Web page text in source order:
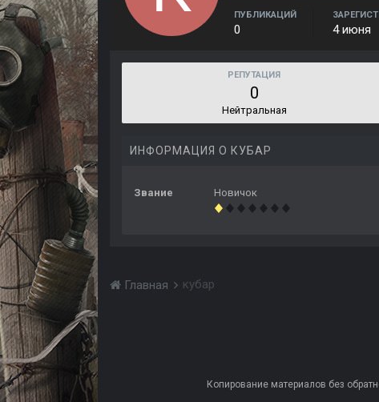
ПУБЛИКАЦИЙ
0 4 июня
РЕПУТАЦИЯ
0
Нейтральная
ИНФОРМАЦИЯ О КУБАР
Звание Новичок
Главная кубар
Копирование материалов без